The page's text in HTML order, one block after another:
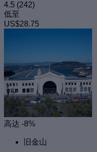
4.5 (242)
低至
US$28.75
高达 -8%
旧金山